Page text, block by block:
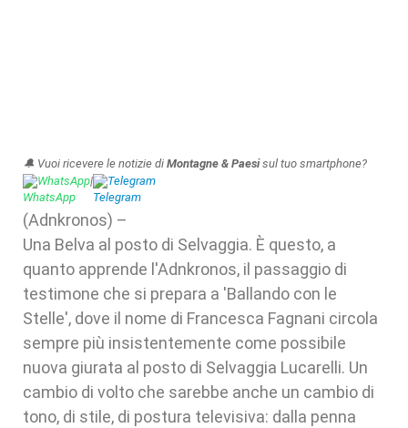
🔔 Vuoi ricevere le notizie di Montagne & Paesisul tuo smartphone?
WhatsApp| Telegram
(Adnkronos) –
Una Belva al posto di Selvaggia. È questo, a
quanto apprende l'Adnkronos, il passaggio di
testimone che si prepara a 'Ballando con le
Stelle', dove il nome di Francesca Fagnani circola
sempre più insistentemente come possibile
nuova giurata al posto di Selvaggia Lucarelli. Un
cambio di volto che sarebbe anche un cambio di
tono, di stile, di postura televisiva: dalla penna